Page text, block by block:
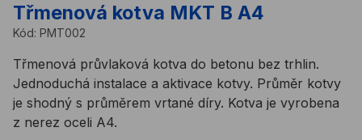
Třmenová kotva MKT B A4
Kód: PMT002
Třmenová průvlaková kotva do betonu bez trhlin.
Jednoduchá instalace a aktivace kotvy. Průměr kotvy
je shodný s průměrem vrtané díry. Kotva je vyrobena
z nerez oceli A4.